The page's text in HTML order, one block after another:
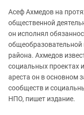
Асеф Ахмедов на
общественной
он исполнял
района. Ахмедов
социальных проектах
ареста он в основном
сообществ и
НПО, пишет издание.